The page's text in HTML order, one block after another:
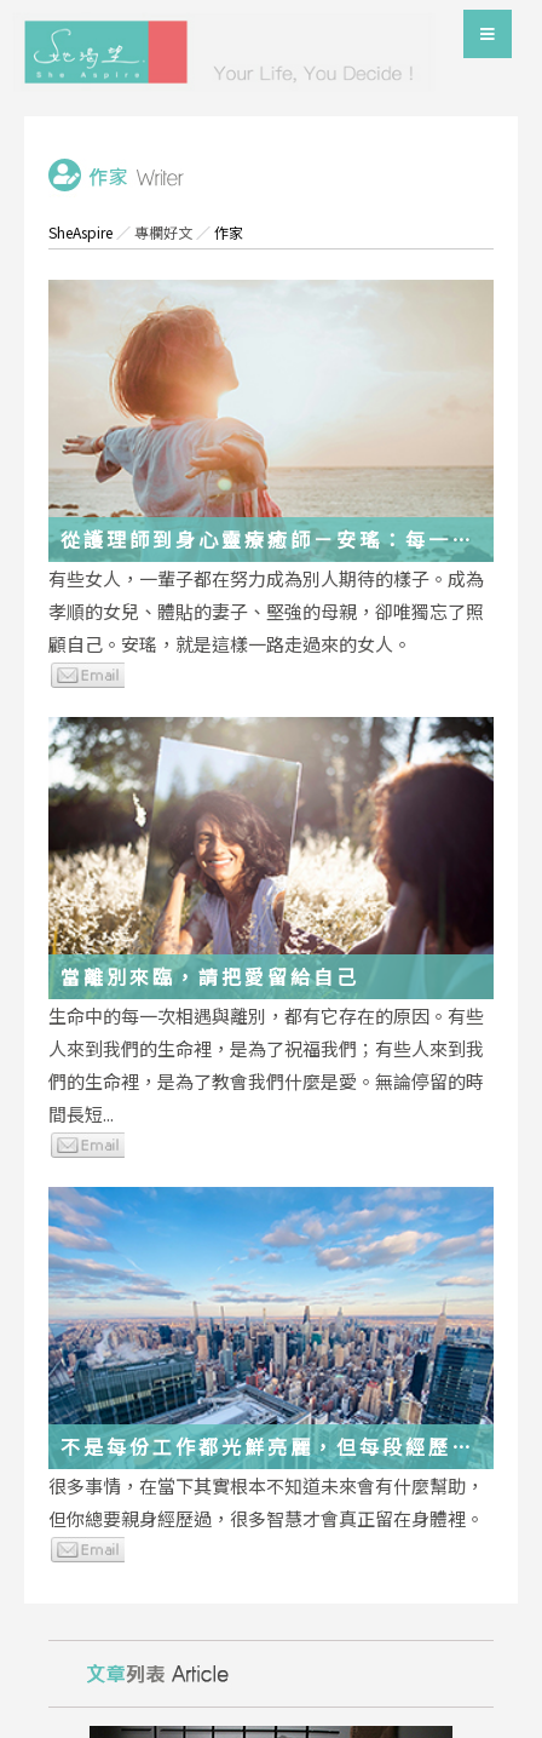
SheAspire ／專欄好文 ／作家
從護理師到身心靈療癒師－安瑤：每一段
低谷，都能成為重生的起點
有些女人，一輩子都在努力成為別人期待的樣子。成為
孝順的女兒、體貼的妻子、堅強的母親，卻唯獨忘了照
顧自己。安瑤，就是這樣一路走過來的女人。
當離別來臨，請把愛留給自己
生命中的每一次相遇與離別，都有它存在的原因。有些
人來到我們的生命裡，是為了祝福我們；有些人來到我
們的生命裡，是為了教會我們什麼是愛。無論停留的時
間長短...
不是每份工作都光鮮亮麗，但每段經歷都
在偷偷改變你
很多事情，在當下其實根本不知道未來會有什麼幫助，
但你總要親身經歷過，很多智慧才會真正留在身體裡。